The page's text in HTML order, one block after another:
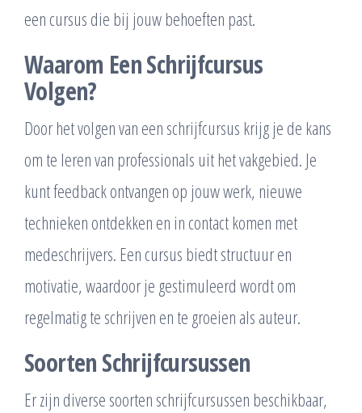
een cursus die bij jouw behoeften past.
Waarom Een Schrijfcursus
Volgen?
Door het volgen van een schrijfcursus krijg je de kans
om te leren van professionals uit het vakgebied. Je
kunt feedback ontvangen op jouw werk, nieuwe
technieken ontdekken en in contact komen met
medeschrijvers. Een cursus biedt structuur en
motivatie, waardoor je gestimuleerd wordt om
regelmatig te schrijven en te groeien als auteur.
Soorten Schrijfcursussen
Er zijn diverse soorten schrijfcursussen beschikbaar,